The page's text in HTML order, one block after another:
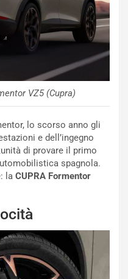
VZ5 (Cupra)
lo scorso anno gli
e dell’ingegno
di provare il primo
spagnola.
la CUPRA Formentor